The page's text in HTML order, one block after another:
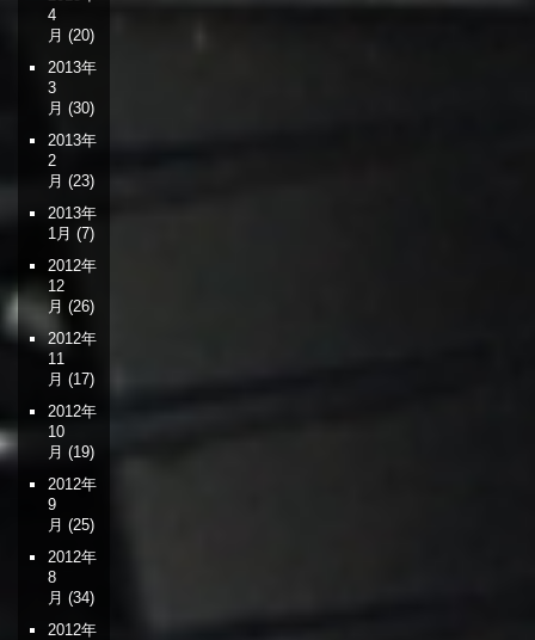
4
月 (20)
2013年
3
月 (30)
2013年
2
月 (23)
2013年
1月 (7)
2012年
12
月 (26)
2012年
11
月 (17)
2012年
10
月 (19)
2012年
9
月 (25)
2012年
8
月 (34)
2012年